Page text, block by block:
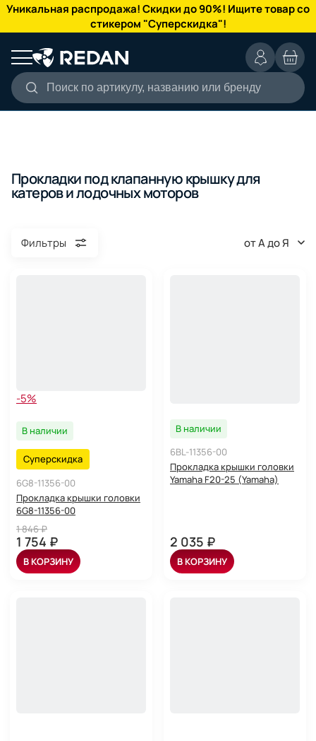
Уникальная распродажа! Скидки до 90%! Ищите товар со
стикером "Суперскидка"!
Поиск по артикулу, названию или бренду
КАТАЛОГ
Прокладки под клапанную крышку для
катеров и лодочных моторов
Фильтры от А до Я
-5%
В наличии
Суперскидка
6G8-11356-00
Прокладка крышки головки
6G8-11356-00
1 846 ₽
1 754 ₽
В КОРЗИНУ
В наличии
6BL-11356-00
Прокладка крышки головки
Yamaha F20-25 (Yamaha)
2 035 ₽
В КОРЗИНУ